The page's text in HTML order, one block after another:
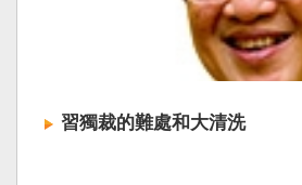
習獨裁的難處和大清洗